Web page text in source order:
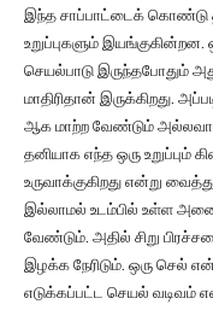
இந்த சாப்பாட்டைக் கொண்டு
உறுப்புகளும் இயங்குகின்றன.
செயல்பாடு இருந்தபோதும்
மாதிரிதான் இருக்கிறது.
ஆக மாற்ற வேண்டும் அல்லவா?
தனியாக எந்த ஒரு உறுப்பும்
உருவாக்குகிறது என்று
இல்லாமல் உடம்பில் உள்ள
வேண்டும். அதில் சிறு
இழக்க நேரிடும். ஒரு செல்
எடுக்கப்பட்ட செயல் வடிவம்